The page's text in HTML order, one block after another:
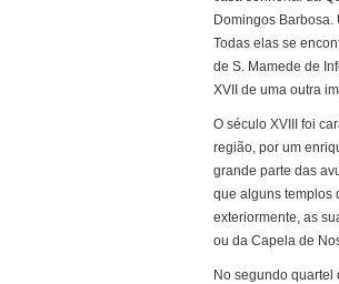
Domingos Barbosa.
Todas elas se
de S. Mamede de
XVII de uma outra
O século XVIII foi
região, por um
grande parte das
que alguns templos
exteriormente, as
ou da Capela de
No segundo quartel